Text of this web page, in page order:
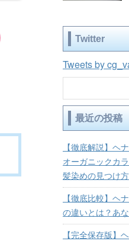
Twitter
Tweets by
最近の投稿
【徹底解説】ヘ
オーガニックカ
髪染めの見つけ方
【徹底比較】ヘ
の違いとは？あ
【完全保存版】